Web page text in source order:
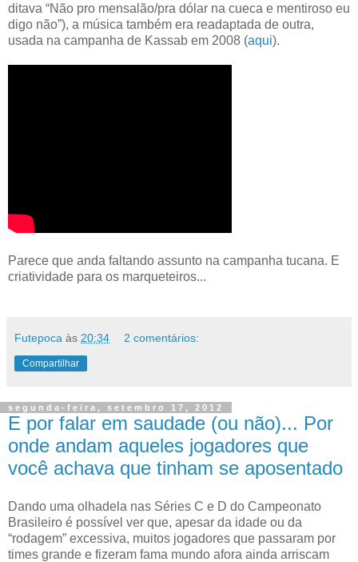
ditava “Não pro mensalão/pra dólar na cueca e mentiroso eu
digo não”), a música também era readaptada de outra,
usada na campanha de Kassab em 2008 (aqui).
Parece que anda faltando assunto na campanha tucana. E
criatividade para os marqueteiros...
Futepoca às 20:34 2 comentários:
Compartilhar
segunda-feira, setembro 17, 2012
E por falar em saudade (ou não)... Por
onde andam aqueles jogadores que
você achava que tinham se aposentado
Dando uma olhadela nas Séries C e D do Campeonato
Brasileiro é possível ver que, apesar da idade ou da
“rodagem” excessiva, muitos jogadores que passaram por
times grande e fizeram fama mundo afora ainda arriscam